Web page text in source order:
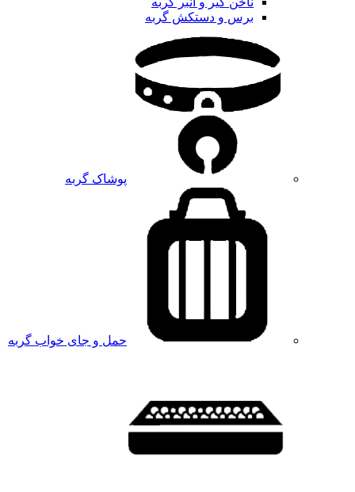
برس و دستکش گربه
پوشاک گربه
حمل و جای خواب گربه